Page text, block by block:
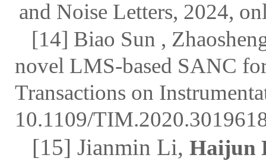
and Noise Letters, 2024,
[14] Biao Sun ,
novel LMS-based SANC
Transactions on
10.1109/
[15] Jianmin Li, Haijun